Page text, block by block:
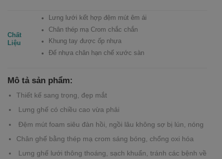
Chất
Liệu
Lưng lưới kết hợp đệm mút êm ái
Chân thép mạ Crom chắc chắn
Khung tay được ốp nhựa
Đế nhựa chân hạn chế xước sàn
Mô tả sản phẩm:
Thiết kế sang trọng, đẹp mắt
Lưng ghế có chiều cao vừa phải
Đệm mút foam siêu đàn hồi, ngồi lâu không sợ bị lún, nóng
Chân ghế bằng thép mạ crom sáng bóng, chổng oxi hóa
Lưng ghế lưới thông thoáng, sạch khuẩn, tránh các bệnh về